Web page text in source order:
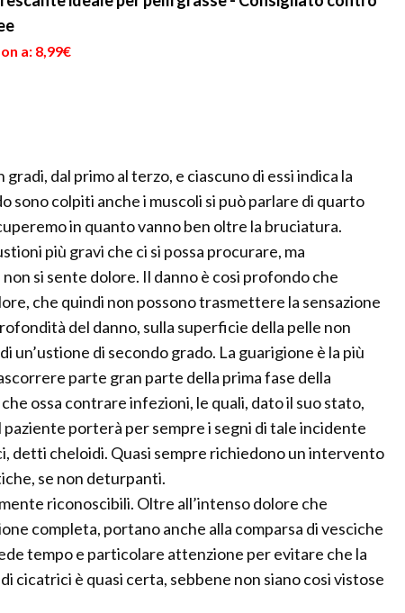
a: 8,99€
dal primo al terzo, e ciascuno di essi indica la
sono colpiti anche i muscoli si può parlare di quarto
in quanto vanno ben oltre la bruciatura.
più gravi che ci si possa procurare, ma
si sente dolore. Il danno è cosi profondo che
che quindi non possono trasmettere la sensazione
del danno, sulla superficie della pelle non
un’ustione di secondo grado. La guarigione è la più
parte gran parte della prima fase della
ossa contrare infezioni, le quali, dato il suo stato,
porterà per sempre i segni di tale incidente
detti cheloidi. Quasi sempre richiedono un intervento
se non deturpanti.
riconoscibili. Oltre all’intenso dolore che
completa, portano anche alla comparsa di vesciche
tempo e particolare attenzione per evitare che la
cicatrici è quasi certa, sebbene non siano cosi vistose